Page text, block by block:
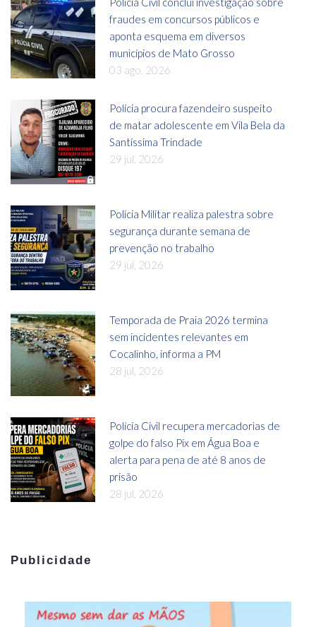
fraudes em concursos públicos e
aponta esquema em diversos
municípios de Mato Grosso
03 ago, 2026
Polícia procura fazendeiro suspeito
de matar adolescente em Vila Bela da
Santíssima Trindade
29 jul, 2026
Polícia Militar realiza palestra sobre
segurança durante semana de
prevenção no trabalho
29 jul, 2026
Temporada de Praia 2026 termina
sem incidentes relevantes em
Cocalinho, informa a PM
28 jul, 2026
Polícia Civil recupera mercadorias de
golpe do falso Pix em Água Boa e
alerta para pena de até 8 anos de
prisão
28 jul, 2026
Publicidade